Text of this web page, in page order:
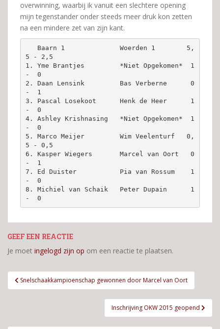
overwinning, waarbij ik vanuit een slechtere opening
mijn tegenstander onder steeds meer druk kon zetten
na een mindere zet van zijn kant.
5 - 2,5
1. Yme Brantjes         *Niet Opgekomen*  1
-  0
2. Daan Lensink         Bas Verberne      0
-  1
3. Pascal Losekoot      Henk de Heer      1
-  0
4. Ashley Krishnasing   *Niet Opgekomen*  1
-  0
5. Marco Meijer         Wim Veelenturf   0,
5 - 0,5
6. Kasper Wiegers       Marcel van Oort   0
-  1
7. Ed Duister           Pia van Rossum    1
-  0
8. Michiel van Schaik   Peter Dupain      1
GEEF EEN REACTIE
Je moet ingelogd zijn op om een reactie te plaatsen.
Bericht
navigatie
Snelschaakkampioenschap gewonnen door Marcel van Oort
Inschrijving OKW 2015 geopend